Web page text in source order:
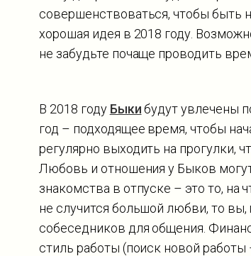
совершенствоваться, чтобы быть
хорошая идея в 2018 году.
не забудьте почаще проводить
В 2018 году Быкибудут увлечены
год – подходящее время, чтобы
регулярно выходить на прогулки,
Любовь и отношения у Быков
знакомства в отпуске – это то, на
не случится большой любви, то
собеседников для общения.
стиль работы (поиск новой